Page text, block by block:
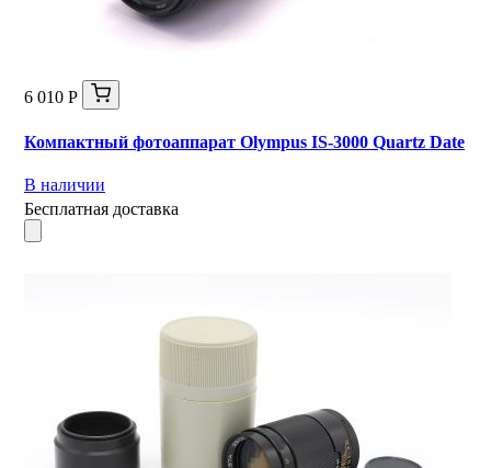
6 010 Р
Компактный фотоаппарат Olympus IS-3000 Quartz Date
В наличии
Бесплатная доставка